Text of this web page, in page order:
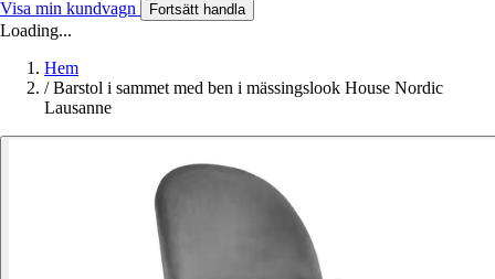
Visa min kundvagn Fortsätt handla
Loading...
Hem
/ Barstol i sammet med ben i mässingslook House Nordic
Lausanne